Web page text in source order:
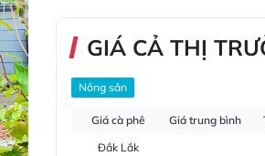
GIÁ CẢ THỊ
Nông sản
Giá cà phê Giá trung bình
Đắk Lắk